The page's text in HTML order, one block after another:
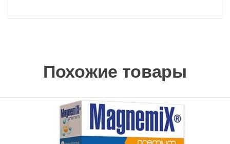
Похожие товары